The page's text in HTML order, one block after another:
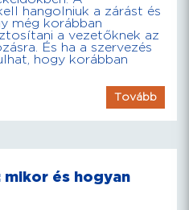
hangolniuk a zárást és
még korábban
a vezetőknek az
És ha a szervezés
hogy korábban
Tovább
mikor és hogyan